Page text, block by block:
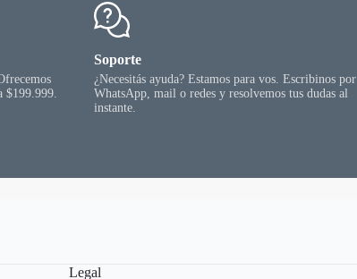
$199.999.
Soporte
¿Necesitás ayuda? Estamos para vos. Escribinos por
WhatsApp, mail o redes y resolvemos tus dudas al
instante.
Legal